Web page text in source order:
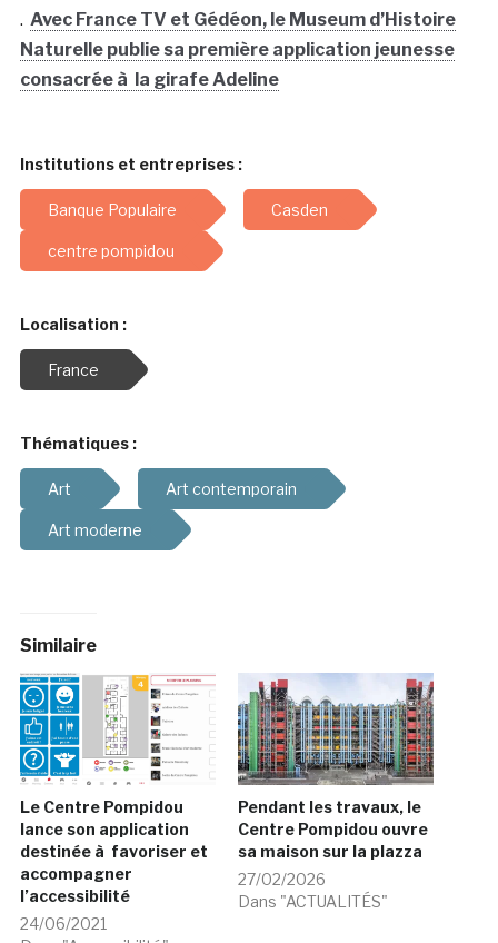
. Avec France TV et Gédéon, le Museum d’Histoire
Naturelle publie sa première application jeunesse
consacrée à la girafe Adeline
Institutions et entreprises :
Banque Populaire Casden
centre pompidou
Localisation :
France
Thématiques :
Art Art contemporain
Art moderne
Similaire
Le Centre Pompidou
lance son application
destinée à favoriser et
accompagner
l’accessibilité
24/06/2021
Pendant les travaux, le
Centre Pompidou ouvre
sa maison sur la plazza
27/02/2026
Dans "ACTUALITÉS"